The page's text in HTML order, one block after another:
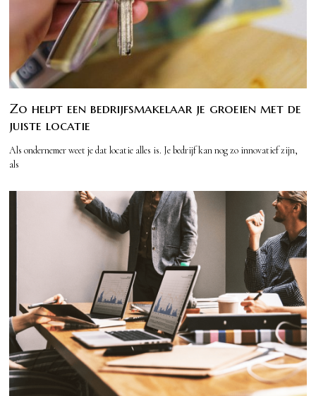
Zo helpt een bedrijfsmakelaar je groeien met de
juiste locatie
Als ondernemer weet je dat locatie alles is. Je bedrijf kan nog zo innovatief zijn,
als